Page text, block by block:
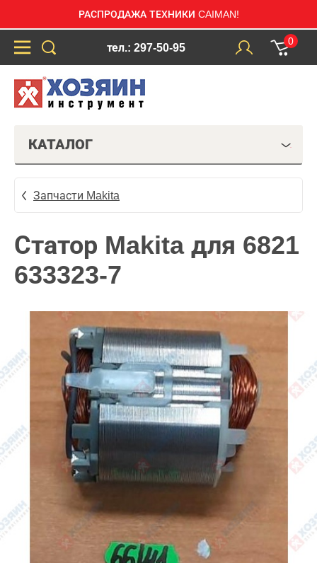
РАСПРОДАЖА ТЕХНИКИ CAIMAN!
тел.: 297-50-95
0
КАТАЛОГ
Запчасти Makita
Статор Makita для 6821
633323-7